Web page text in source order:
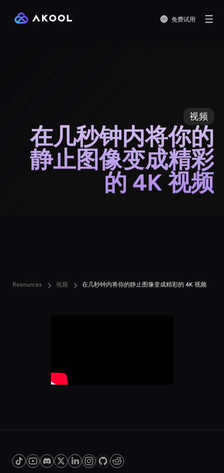
免费试用
视频
在几秒钟内将你的
静止图像变成精彩
的 4K 视频
Resources 视频 在几秒钟内将你的静止图像变成精彩的 4K 视频